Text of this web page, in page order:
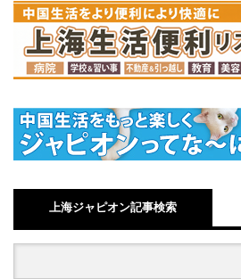
上海ジャピオン記事検索